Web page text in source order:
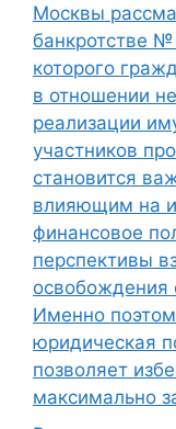
Москвы
банкротстве
которого
в отношении
реализации
участников
становится
влияющим на
финансовое
перспективы
освобождения
Именно
юридическая
позволяет
максимально